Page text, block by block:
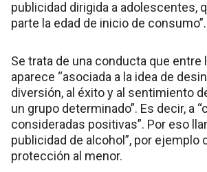
publicidad dirigida a adolescentes,
parte la edad de inicio de consumo”.
Se trata de una conducta que
aparece “asociada a la idea de
diversión, al éxito y al sentimiento
un grupo determinado”. Es decir, a
consideradas positivas”. Por eso
publicidad de alcohol”, por ejemplo
protección al menor.